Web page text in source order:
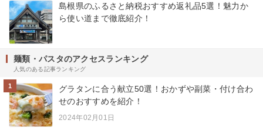
島根県のふるさと納税おすすめ返礼品5選！魅力か
ら使い道まで徹底紹介！
麺類・パスタのアクセスランキング
人気のある記事ランキング
1
グラタンに合う献立50選！おかずや副菜・付け合わ
せのおすすめを紹介！
2024年02月01日